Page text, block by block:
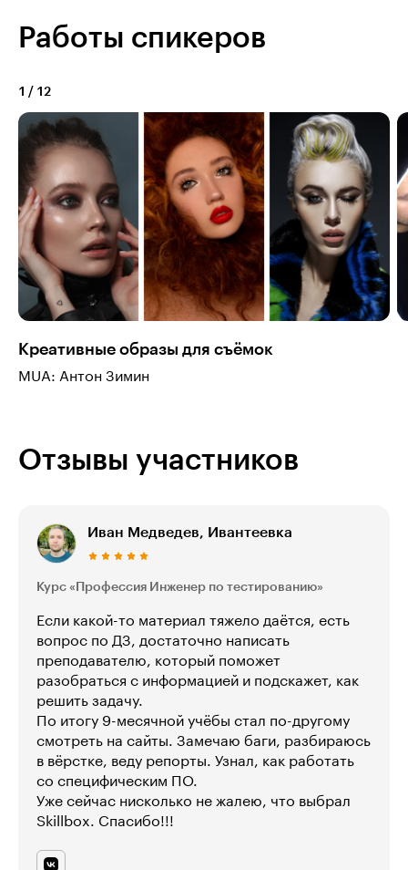
Работы спикеров
1 / 12
Креативные образы для съёмок
MUA: Антон Зимин
Отзывы участников
Иван Медведев, Ивантеевка
Курс «Профессия Инженер по тестированию»
Если какой-то материал тяжело даётся, есть
вопрос по ДЗ, достаточно написать
преподавателю, который поможет
разобраться с информацией и подскажет, как
решить задачу.
По итогу 9-месячной учёбы стал по-другому
смотреть на сайты. Замечаю баги, разбираюсь
в вёрстке, веду репорты. Узнал, как работать
со специфическим ПО.
Уже сейчас нисколько не жалею, что выбрал
Skillbox. Спасибо!!!